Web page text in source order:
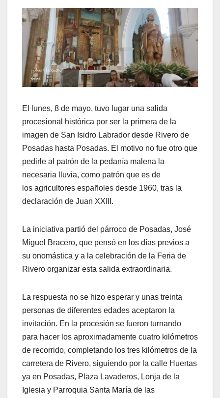
El lunes, 8 de mayo, tuvo lugar una salida
procesional histórica por ser la primera de la
imagen de San Isidro Labrador desde Rivero de
Posadas hasta Posadas. El motivo no fue otro que
pedirle al patrón de la pedanía malena la
necesaria lluvia, como patrón que es de
los agricultores españoles desde 1960, tras la
declaración de Juan XXIII.
La iniciativa partió del párroco de Posadas, José
Miguel Bracero, que pensó en los días previos a
su onomástica y a la celebración de la Feria de
Rivero organizar esta salida extraordinaria.
La respuesta no se hizo esperar y unas treinta
personas de diferentes edades aceptaron la
invitación. En la procesión se fueron turnando
para hacer los aproximadamente cuatro kilómetros
de recorrido, completando los tres kilómetros de la
carretera de Rivero, siguiendo por la calle Huertas
ya en Posadas, Plaza Lavaderos, Lonja de la
Iglesia y Parroquia Santa María de las